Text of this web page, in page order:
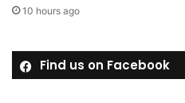
10 hours ago
Find us on Facebook